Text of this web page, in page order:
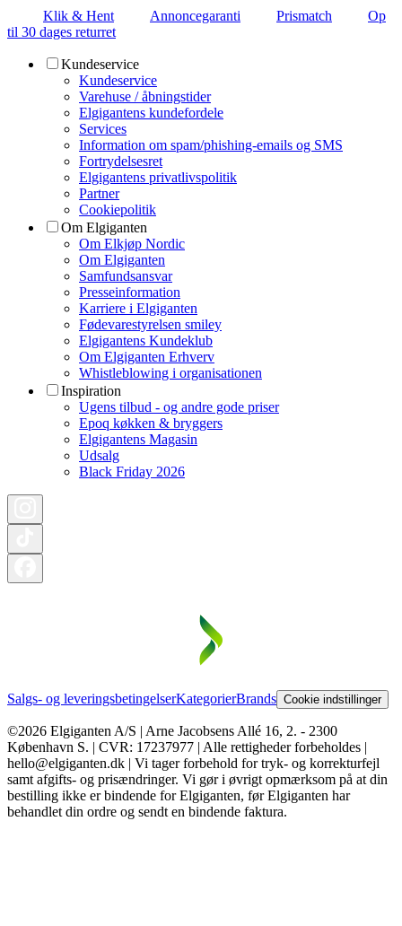
Klik & Hent Annoncegaranti Prismatch
Op
til 30 dages returret
Kundeservice
Kundeservice
Varehuse / åbningstider
Elgigantens kundefordele
Services
Information om spam/phishing-emails og SMS
Fortrydelsesret
Elgigantens privatlivspolitik
Partner
Cookiepolitik
Om Elgiganten
Om Elkjøp Nordic
Om Elgiganten
Samfundsansvar
Presseinformation
Karriere i Elgiganten
Fødevarestyrelsen smiley
Elgigantens Kundeklub
Om Elgiganten Erhverv
Whistleblowing i organisationen
Inspiration
Ugens tilbud - og andre gode priser
Epoq køkken & bryggers
Elgigantens Magasin
Udsalg
Black Friday 2026
Salgs- og leveringsbetingelserKategorierBrands Cookie indstillinger
©2026 Elgiganten A/S | Arne Jacobsens Allé 16, 2. - 2300
København S. | CVR: 17237977 | Alle rettigheder forbeholdes |
hello@elgiganten.dk | Vi tager forbehold for tryk- og korrekturfejl
samt afgifts- og prisændringer. Vi gør i øvrigt opmærksom på at din
bestilling ikke er bindende for Elgiganten, før Elgiganten har
behandlet din ordre og sendt en bindende faktura.